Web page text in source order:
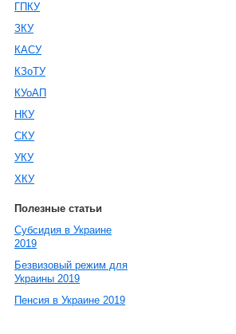
ГПКУ
ЗКУ
КАСУ
КЗоТУ
КУоАП
НКУ
СКУ
УКУ
ХКУ
Полезные статьи
Субсидия в Украине
2019
Безвизовый режим для
Украины 2019
Пенсия в Украине 2019